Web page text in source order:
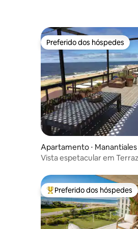
Preferido dos hóspedes
Preferido dos hóspedes
Apartamento ⋅ Manantiales
Vista espetacular em
Entre os melhores
Preferido dos hóspedes